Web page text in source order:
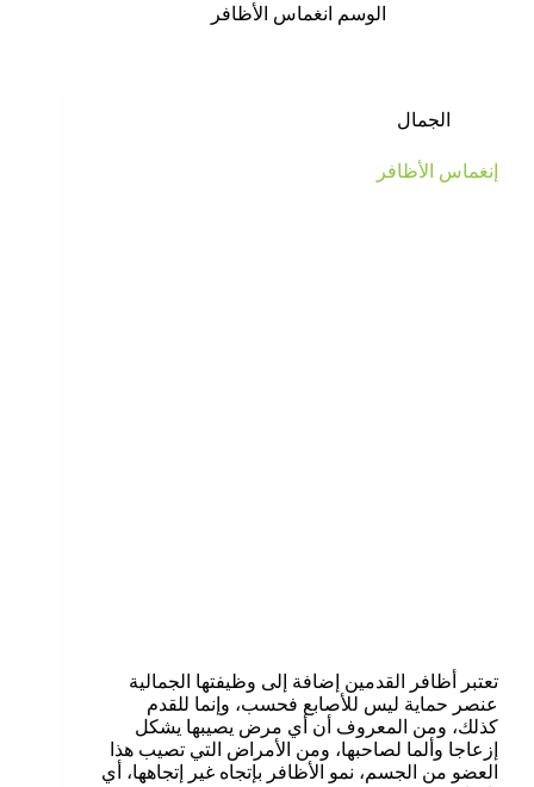
الوسم انغماس الأظافر
الجمال
إنغماس الأظافر
تعتبر أظافر القدمين إضافة إلى وظيفتها الجمالية
عنصر حماية ليس للأصابع فحسب، وإنما للقدم
كذلك، ومن المعروف أن أي مرض يصيبها يشكل
إزعاجا وألما لصاحبها، ومن الأمراض التي تصيب هذا
العضو من الجسم، نمو الأظافر بإتجاه غير إتجاهها، أي